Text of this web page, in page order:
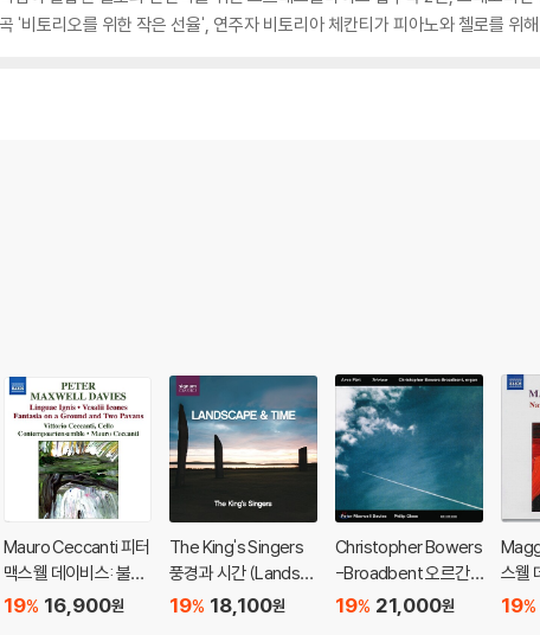
'비토리오를 위한 작은 선율', 연주자 비토리아 체칸티가 피아노와 첼로를 위
Mauro Ceccanti 피터
맥스웰 데이비스: 불의
혀, 베살리의 아이콘 외
16,900원
19%
The King's Singers
풍경과 시간 (Landsca
pe & Time)
18,100원
19%
Christopher Bowers
-Broadbent 오르간
연주집 - 아르보 패르
21,000원
19%
스웰
현악
19%